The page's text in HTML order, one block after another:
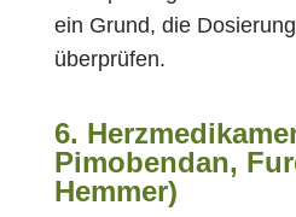
ein Grund, die
überprüfen.
6.
Pimobendan,
Hemmer)